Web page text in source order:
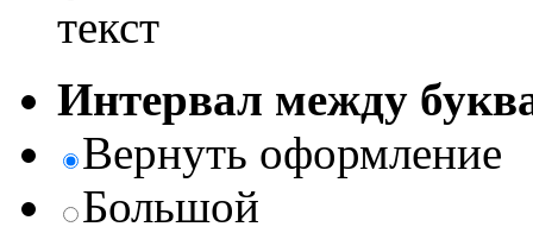
текст
Интервал между
Вернуть оформление
Большой